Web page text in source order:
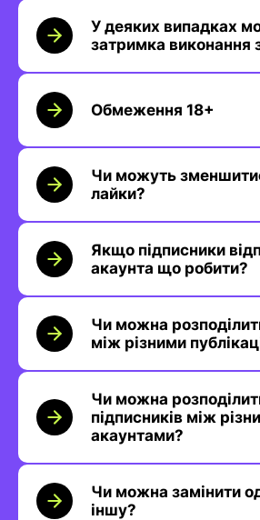
У деяких випадках
затримка виконання
Обмеження 18+
Чи можуть
лайки?
Якщо підписники
акаунта що робити?
Чи можна
між різними
Чи можна
підписників між
акаунтами?
Чи можна замінити
іншу?